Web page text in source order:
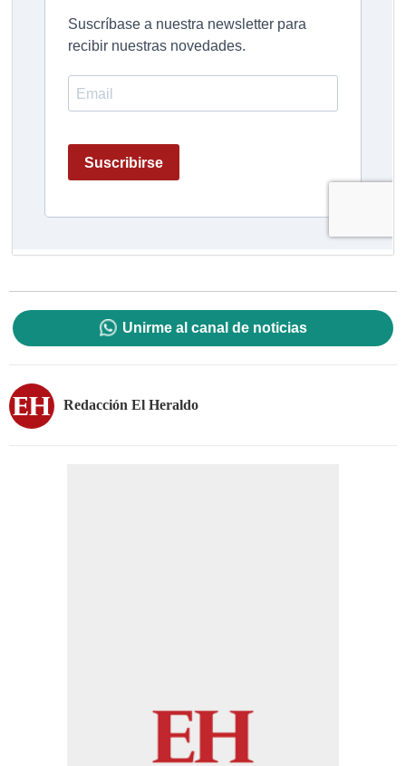
Unirme al canal de noticias
Redacción El Heraldo